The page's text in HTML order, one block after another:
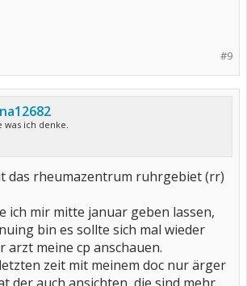
#9
was ich denke.
das rheumazentrum ruhrgebiet (rr)
ich mir mitte januar geben lassen,
bin es sollte sich mal wieder
meine cp anschauen.
zeit mit meinem doc nur ärger